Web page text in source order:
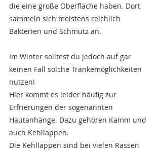
die eine große Oberfläche haben. Dort
sammeln sich meistens reichlich
Bakterien und Schmutz an.
Im Winter solltest du jedoch auf gar
keinen Fall solche Tränkemöglichkeiten
nutzen!
Hier kommt es leider häufig zur
Erfrierungen der sogenannten
Hautanhänge. Dazu gehören Kamm und
auch Kehllappen.
Die Kehllappen sind bei vielen Rassen